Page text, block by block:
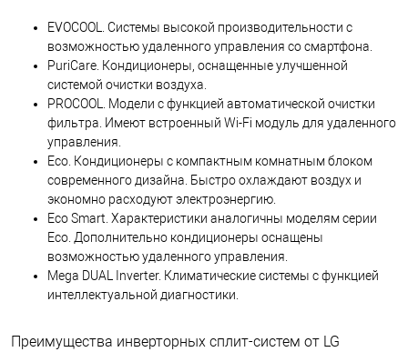
EVOCOOL. Системы высокой производительности с
возможностью удаленного управления со смартфона.
PuriCare. Кондиционеры, оснащенные улучшенной
системой очистки воздуха.
PROCOOL. Модели с функцией автоматической очистки
фильтра. Имеют встроенный Wi-Fi модуль для удаленного
управления.
Eco. Кондиционеры с компактным комнатным блоком
современного дизайна. Быстро охлаждают воздух и
экономно расходуют электроэнергию.
Eco Smart. Характеристики аналогичны моделям серии
Eco. Дополнительно кондиционеры оснащены
возможностью удаленного управления.
Mega DUAL Inverter. Климатические системы с функцией
интеллектуальной диагностики.
Преимущества инверторных сплит-систем от LG